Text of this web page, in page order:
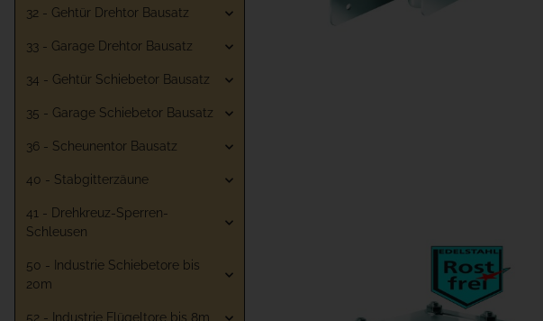
32 - Gehtür Drehtor Bausatz
33 - Garage Drehtor Bausatz
34 - Gehtür Schiebetor Bausatz
35 - Garage Schiebetor Bausatz
36 - Scheunentor Bausatz
40 - Stabgitterzäune
41 - Drehkreuz-Sperren-
Schleusen
50 - Industrie Schiebetore bis
20m
52 - Industrie Flügeltore bis 8m